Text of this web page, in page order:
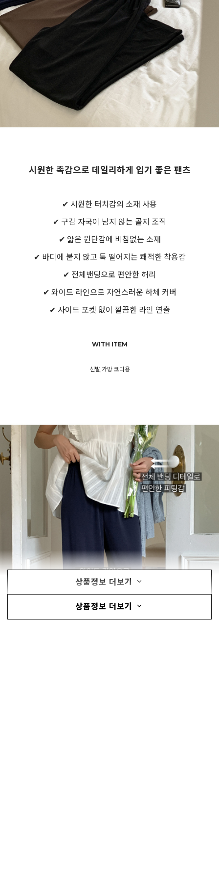
시원한 촉감으로 데일리하게 입기 좋은 팬츠
✔ 시원한 터치감의 소재 사용
✔ 구김 자국이 남지 않는 골지 조직
✔ 얇은 원단감에 비침없는 소재
✔ 바디에 붙지 않고 툭 떨어지는 쾌적한 착용감
✔ 전체밴딩으로 편안한 허리
✔ 와이드 라인으로 자연스러운 하체 커버
✔ 사이드 포켓 없이 깔끔한 라인 연출
WITH ITEM
신발,가방 코디용
상품정보 더보기
상품정보 더보기